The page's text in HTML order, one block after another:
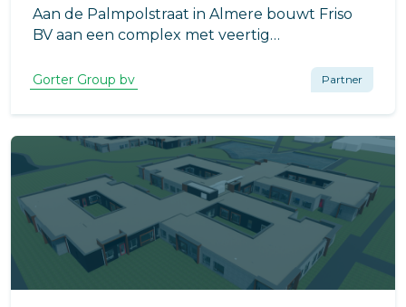
Aan de Palmpolstraat in Almere bouwt Friso
BV aan een complex met veertig
ontwerp van Dittmar Architecten uit
Amsterdam, bestaat uit vijf woonlagen.
Gorter Group bv Partner